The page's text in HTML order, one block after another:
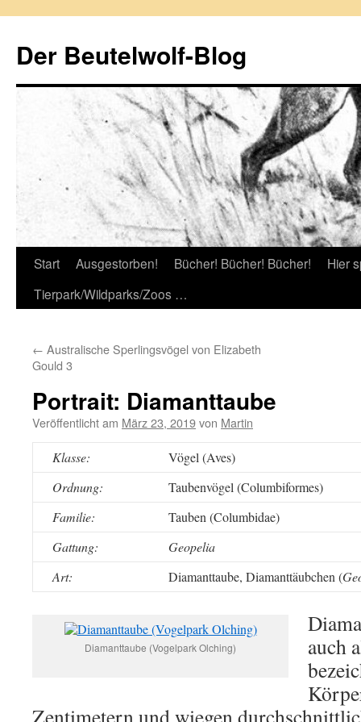
springen
Der Beutelwolf-Blog
Start Ausgestorben! Bücher! Bücher! Bücher!
Hier
Tierpark/Wildparks/Zoos …
← Australische Sperlingsvögel von Elizabeth
Gould 3
Portrait: Diamanttaube
Veröffentlicht am März 23, 2019von Martin
Klasse:
Vögel (Aves)
Ordnung:
Taubenvögel (Columbiformes)
Familie:
Tauben (Columbidae)
Gattung:
Geopelia
Art:
Diamanttaube, Diamanttäubchen (
Diamanttaube (Vogelpark Olching)
auch
Zentimetern und wiegen